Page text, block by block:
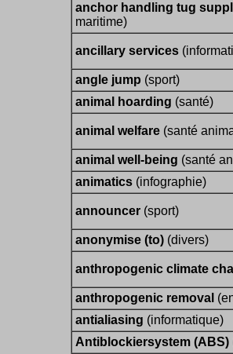
anchor handling tug
maritime)
ancillary services
angle jump (sport)
animal hoarding (santé)
animal welfare (santé
animal well-being (santé
animatics (infographie)
announcer (sport)
anonymise (to) (divers)
anthropogenic climate
anthropogenic removal
antialiasing (informatique)
Antiblockiersystem (ABS)